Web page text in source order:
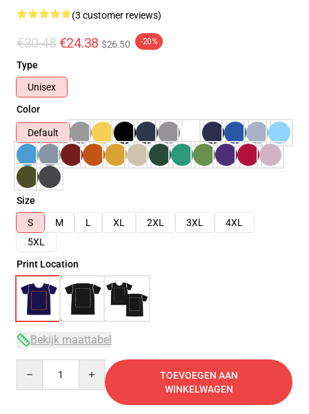
(3 customer reviews)
€30.48 €24.38 $26.50 -20%
Type
Unisex
Color
Default
Size
S
M L XL 2XL 3XL
4XL
5XL
Print Location
Bekijk maattabel
TOEVOEGEN AAN
WINKELWAGEN